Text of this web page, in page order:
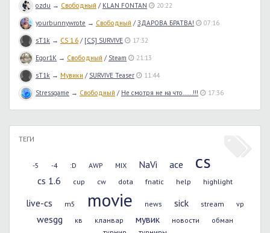
ozdu → Свободный / KLAN FONTAN 20:22
yourbunnywrote → Свободный /ЗДАРОВА БРАТВА! 07:16
sT1k → CS 1.6 / [CS] SURVIVE 17:32
Egor1K → Свободный / Steam 21:13
sT1k → Мувики / SURVIVE Teaser 11:44
Stressgame → Свободный / Не смотря не на что......!!! 17:36
ТЕГИ
-5 -4 :D AWP MIX NaVi ace cs
cs 1.6 cup cw dota fnatic help highlight
live-cs m5 movie news sick stream vp
wesgg кв кланвар мувик новости
обман